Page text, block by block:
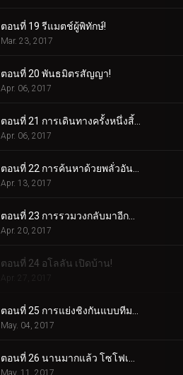
ตอนที่ 19 รีแมตช์ผู้พิทักษ์!
Mar. 23, 2017
ตอนที่ 20 พันธมิตรสัญญา!
Apr. 06, 2017
Apr. 06, 2017
Apr. 13, 2017
Apr. 20, 2017
ตอนที่ 24 อโลลัน เปิดบ้าน!
Apr. 27, 2017
May. 04, 2017
May. 11, 2017